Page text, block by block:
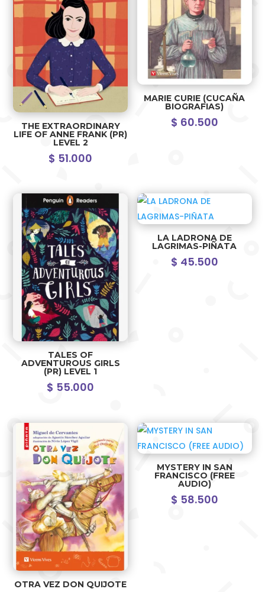
THE EXTRAORDINARY
LIFE OF ANNE FRANK (PR)
LEVEL 2
$ 51.000
MARIE CURIE (CUCAÑA
BIOGRAFIAS)
$ 60.500
TALES OF
ADVENTUROUS GIRLS
(PR) LEVEL 1
$ 55.000
LA LADRONA DE
LAGRIMAS-PIÑATA
$ 45.500
OTRA VEZ DON QUIJOTE
MYSTERY IN SAN
FRANCISCO (FREE
AUDIO)
$ 58.500